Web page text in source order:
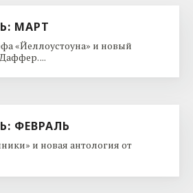
МАРТ
«Йеллоустоуна» и новый
...
ФЕВРАЛЬ
и новая антология от